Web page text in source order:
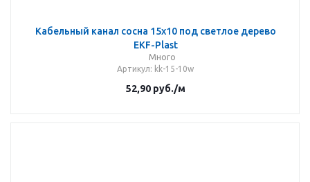
Кабельный канал сосна 15х10 под светлое дерево
EKF-Plast
Много
Артикул: kk-15-10w
52,90руб./м